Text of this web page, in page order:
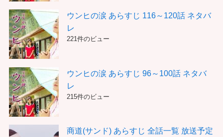
ウンヒの涙 あらすじ 116～120話 ネタバ
レ
221件のビュー
ウンヒの涙 あらすじ 96～100話 ネタバ
レ
215件のビュー
商道(サンド) あらすじ 全話一覧 放送予定